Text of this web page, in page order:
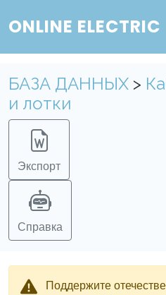
ONLINE ELECTRIC
БАЗА ДАННЫХ >
и лотки
Экспорт
Справка
Поддержите
Электрик" без